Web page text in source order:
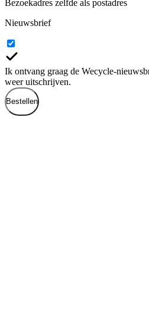
Bezoekadres zelfde als postadres
Nieuwsbrief
Ik ontvang graag de Wecycle-
weer uitschrijven.
Bestellen